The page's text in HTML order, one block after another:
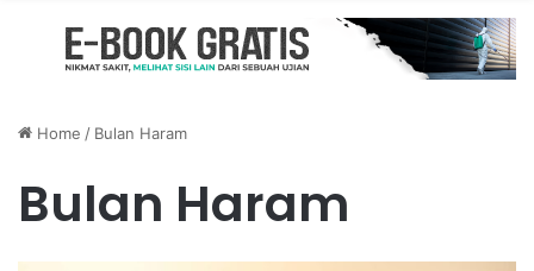
Home / Bulan Haram
Bulan Haram